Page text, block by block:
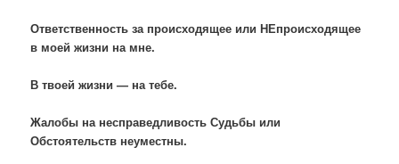
Ответственность за происходящее или НЕпроисходящее
в моей жизни на мне.
В твоей жизни — на тебе.
Жалобы на несправедливость Судьбы или
Обстоятельств неуместны.